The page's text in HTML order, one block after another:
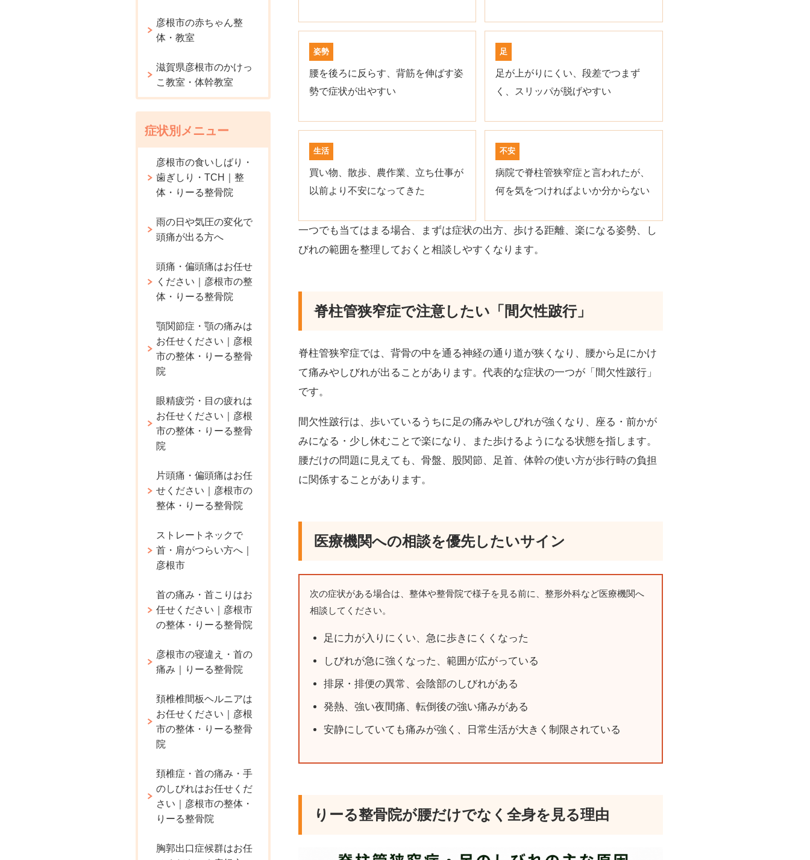
姿勢
腰を後ろに反らす、背筋を伸ばす姿
勢で症状が出やすい
足
足が上がりにくい、段差でつまず
く、スリッパが脱げやすい
生活
買い物、散歩、農作業、立ち仕事が
以前より不安になってきた
不安
病院で脊柱管狭窄症と言われたが、
何を気をつければよいか分からない
一つでも当てはまる場合、まずは症状の出方、歩ける距離、楽になる姿勢、し
びれの範囲を整理しておくと相談しやすくなります。
脊柱管狭窄症で注意したい「間欠性跛行」
脊柱管狭窄症では、背骨の中を通る神経の通り道が狭くなり、腰から足にかけ
て痛みやしびれが出ることがあります。代表的な症状の一つが「間欠性跛行」
です。
間欠性跛行は、歩いているうちに足の痛みやしびれが強くなり、座る・前かが
みになる・少し休むことで楽になり、また歩けるようになる状態を指します。
腰だけの問題に見えても、骨盤、股関節、足首、体幹の使い方が歩行時の負担
に関係することがあります。
医療機関への相談を優先したいサイン
次の症状がある場合は、整体や整骨院で様子を見る前に、整形外科など医療機関へ
相談してください。
足に力が入りにくい、急に歩きにくくなった
しびれが急に強くなった、範囲が広がっている
排尿・排便の異常、会陰部のしびれがある
発熱、強い夜間痛、転倒後の強い痛みがある
安静にしていても痛みが強く、日常生活が大きく制限されている
りーる整骨院が腰だけでなく全身を見る理由
彦根市の赤ちゃん整
体・教室
滋賀県彦根市のかけっ
こ教室・体幹教室
症状別メニュー
彦根市の食いしばり・
歯ぎしり・TCH｜整
体・りーる整骨院
雨の日や気圧の変化で
頭痛が出る方へ
頭痛・偏頭痛はお任せ
ください｜彦根市の整
体・りーる整骨院
顎関節症・顎の痛みは
お任せください｜彦根
市の整体・りーる整骨
院
眼精疲労・目の疲れは
お任せください｜彦根
市の整体・りーる整骨
院
片頭痛・偏頭痛はお任
せください｜彦根市の
整体・りーる整骨院
ストレートネックで
首・肩がつらい方へ｜
彦根市
首の痛み・首こりはお
任せください｜彦根市
の整体・りーる整骨院
彦根市の寝違え・首の
痛み｜りーる整骨院
頚椎椎間板ヘルニアは
お任せください｜彦根
市の整体・りーる整骨
院
頚椎症・首の痛み・手
のしびれはお任せくだ
さい｜彦根市の整体・
りーる整骨院
胸郭出口症候群はお任